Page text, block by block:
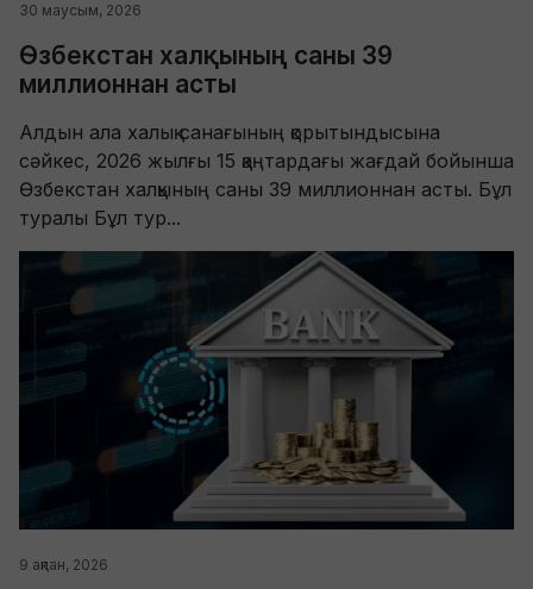
30 маусым, 2026
Өзбекстан халқының саны 39
миллионнан асты
Алдын ала халық санағының қорытындысына
сәйкес, 2026 жылғы 15 қаңтардағы жағдай бойынша
Өзбекстан халқының саны 39 миллионнан асты. Бұл
туралы Бұл тур...
9 ақпан, 2026